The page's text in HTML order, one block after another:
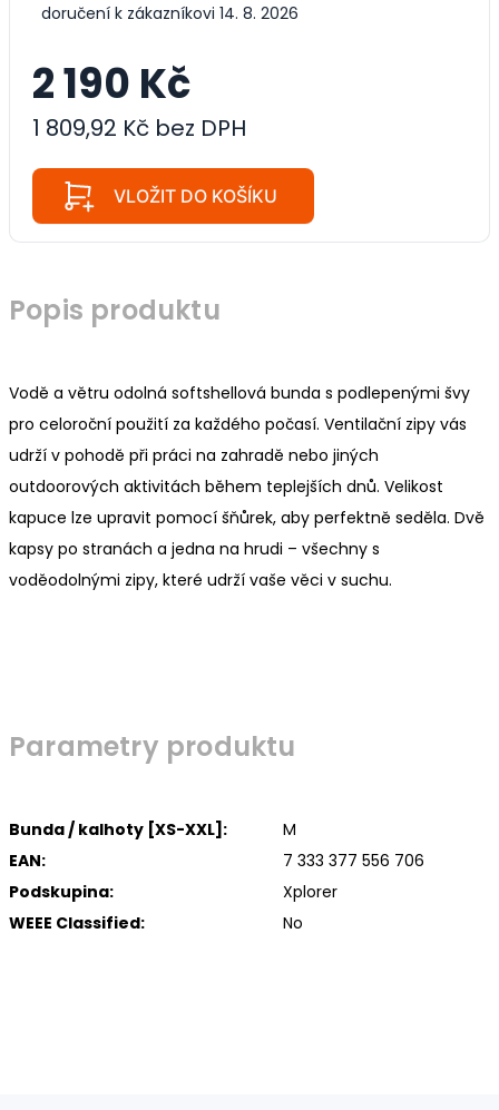
doručení k zákazníkovi 14. 8. 2026
2 190 Kč
1 809,92 Kč bez DPH
VLOŽIT DO KOŠÍKU
Popis produktu
Vodě a větru odolná softshellová bunda s podlepenými švy
pro celoroční použití za každého počasí. Ventilační zipy vás
udrží v pohodě při práci na zahradě nebo jiných
outdoorových aktivitách během teplejších dnů. Velikost
kapuce lze upravit pomocí šňůrek, aby perfektně seděla. Dvě
kapsy po stranách a jedna na hrudi – všechny s
voděodolnými zipy, které udrží vaše věci v suchu.
Parametry produktu
Bunda / kalhoty [XS-XXL]:
M
EAN:
7 333 377 556 706
Podskupina:
Xplorer
WEEE Classified:
No